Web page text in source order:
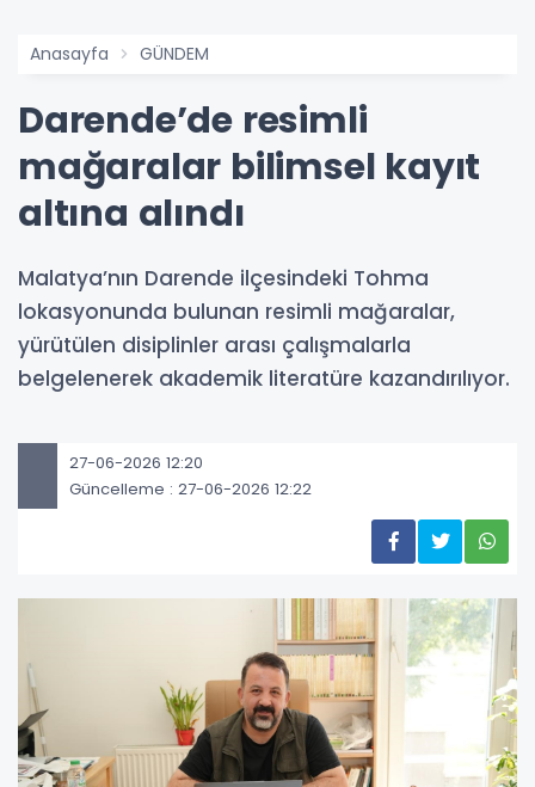
Anasayfa GÜNDEM
Darende’de resimli
mağaralar bilimsel kayıt
altına alındı
Malatya’nın Darende ilçesindeki Tohma
lokasyonunda bulunan resimli mağaralar,
yürütülen disiplinler arası çalışmalarla
belgelenerek akademik literatüre kazandırılıyor.
27-06-2026 12:20
Güncelleme : 27-06-2026 12:22